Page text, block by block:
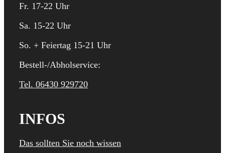
Fr. 17-22 Uhr
Sa. 15-22 Uhr
So. + Feiertag 15-21 Uhr
Bestell-/Abholservice:
Tel. 06430 929720
INFOS
Das sollten Sie noch wissen